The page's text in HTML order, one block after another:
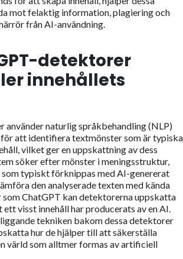
mot felaktig information, plagiering och
från AI-användning.
detektorer
innehållets
använder naturlig språkbehandling (NLP)
att identifiera textmönster som är typiska
vilket ger en uppskattning av dess
söker efter mönster i meningsstruktur,
som typiskt förknippas med AI-genererat
den analyserade texten med kända
ChatGPT kan detektorerna uppskatta
visst innehåll har producerats av en AI.
tekniken bakom dessa detektorer
hur de hjälper till att säkerställa
värld som alltmer formas av artificiell